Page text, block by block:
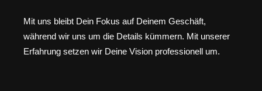
Mit uns bleibt Dein Fokus auf Deinem Geschäft,
während wir uns um die Details kümmern. Mit unserer
Erfahrung setzen wir Deine Vision professionell um.